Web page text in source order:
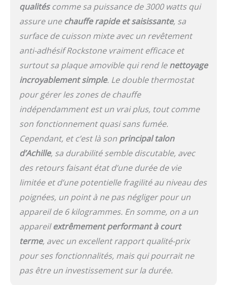
contrôle de température
indépendant grâce à ses
deux thermostats. Selon
l'aliment, il permet de
cuisiner
indépendamment sur
chaque plaque en
ajustant le temps et la
température pour
obtenir les résultats
souhaités. Dispose de 6
niveaux de température
par zone.
qualitéscomme sa puissance de 3000 watts qui
assure unechauffe rapide et saisissante, sa
surface de cuisson mixte avec un revêtement
anti-adhésif Rockstone vraiment efficace et
surtout sa plaque amovible qui rend lenettoyage
incroyablement simple. Le double thermostat
pour gérer les zones de chauffe
indépendamment est un vrai plus, tout comme
son fonctionnement quasi sans fumée.
Cependant, et c’est là son principal talon
d’Achille, sa durabilité semble discutable, avec
des retours faisant état d’une durée de vie
limitée et d’une potentielle fragilité au niveau des
poignées, un point à ne pas négliger pour un
appareil de 6 kilogrammes. En somme, on a un
appareilextrêmement performant à court
terme, avec un excellent rapport qualité-prix
pour ses fonctionnalités, mais qui pourrait ne
pas être un investissement sur la durée.